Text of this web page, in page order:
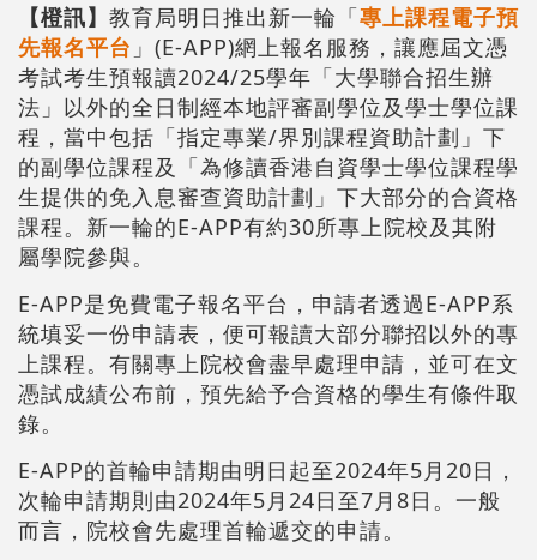
【橙訊】 教育局明日推出新一輪「專上課程電子預
先報名平台 」(E-APP)網上報名服務，讓應屆文憑
考試考生預報讀2024/25學年「大學聯合招生辦
法」以外的全日制經本地評審副學位及學士學位課
程，當中包括「指定專業/界別課程資助計劃」下
的副學位課程及「為修讀香港自資學士學位課程學
生提供的免入息審查資助計劃」下大部分的合資格
課程。新一輪的E-APP有約30所專上院校及其附
屬學院參與。
E-APP是免費電子報名平台，申請者透過E-APP系
統填妥一份申請表，便可報讀大部分聯招以外的專
上課程。有關專上院校會盡早處理申請，並可在文
憑試成績公布前，預先給予合資格的學生有條件取
錄。
E-APP的首輪申請期由明日起至2024年5月20日，
次輪申請期則由2024年5月24日至7月8日。一般
而言，院校會先處理首輪遞交的申請。